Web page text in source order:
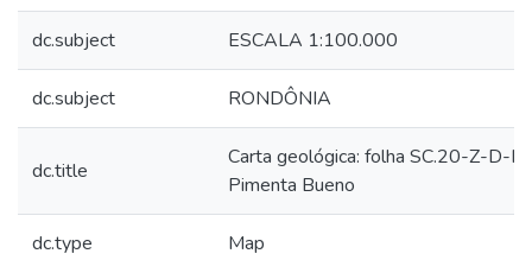
dc.subject ESCALA 1:100.000
dc.subject RONDÔNIA
dc.title
Carta geológica: folha SC.20-Z-D-IV
Pimenta Bueno
dc.type Map